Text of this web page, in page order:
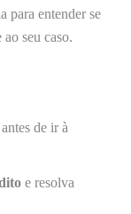
para entender se
seu caso.
antes de ir à
e resolva